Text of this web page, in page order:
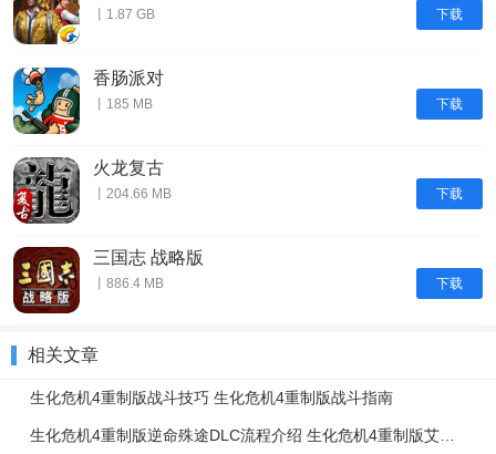
下载
丨1.87 GB
下载
香肠派对
丨185 MB
下载
火龙复古
丨204.66 MB
下载
三国志 战略版
丨886.4 MB
相关文章
生化危机4重制版战斗技巧 生化危机4重制版战斗指南